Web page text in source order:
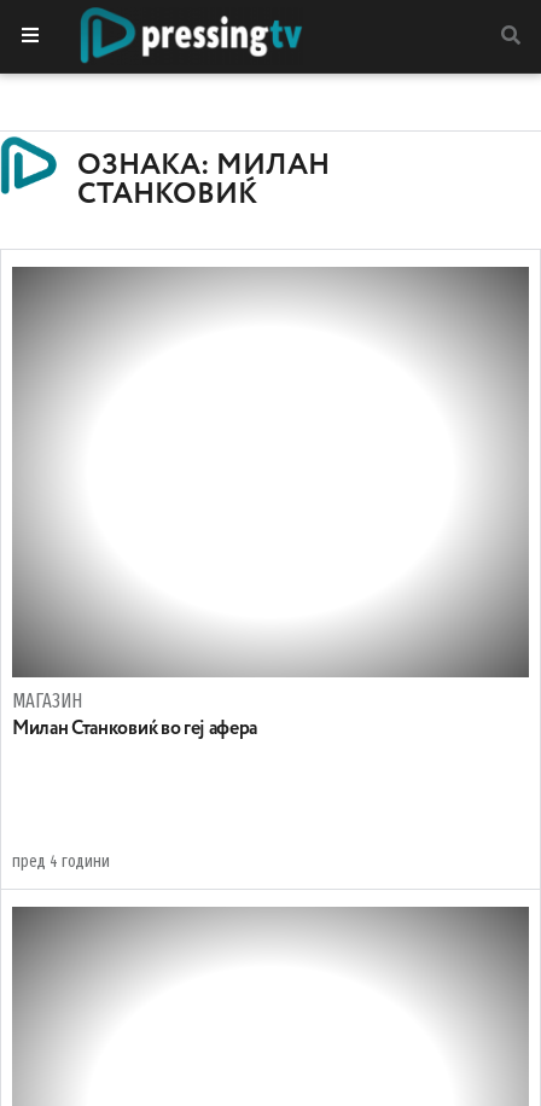
ОЗНАКА: МИЛАН
СТАНКОВИЌ
МАГАЗИН
Милан Станковиќ во геј афера
пред 4 години